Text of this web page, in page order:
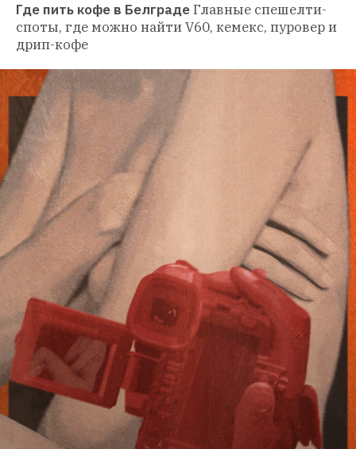
Где пить кофе в БелградеГлавные спешелти-
споты, где можно найти V60, кемекс, пуровер и
дрип-кофе